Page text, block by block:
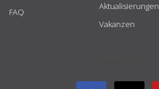
FAQ
Aktualisierungen
Vakanzen